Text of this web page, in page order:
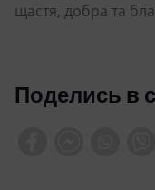
щастя, добра та
Поделись в